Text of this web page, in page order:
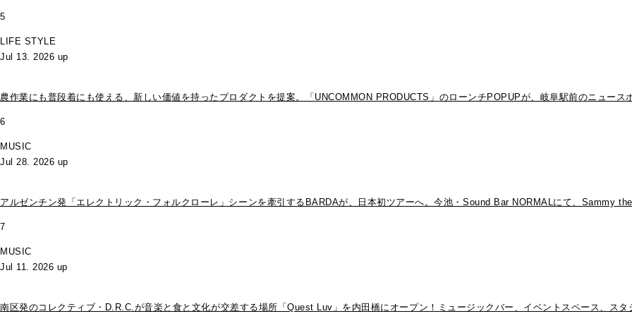
5
LIFE STYLE
Jul 13. 2026 up
農作業にも普段着にも使える、新しい価値を持ったプロダクトを提案。「UNCOMMON PRODUCTS」のローンチPOPUPが、岐阜駅前のニュー
6
MUSIC
Jul 28. 2026 up
アルゼンチン発「エレクトリック・フォルクローレ」シーンを牽引するBARDAが、日本初ツアーへ。今池・Sound Bar NORMALにて、Sammy
7
MUSIC
Jul 11. 2026 up
南区発のコレクティブ・D.R.C.が⾳楽と⾷と⽂化が交差する場所「Quest Luv」を内田橋にオープン！ミュージックバー、イベントスペース、ス